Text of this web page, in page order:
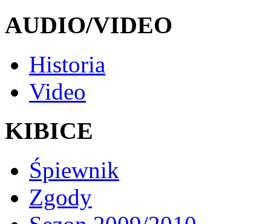
AUDIO/VIDEO
Historia
Video
KIBICE
Śpiewnik
Zgody